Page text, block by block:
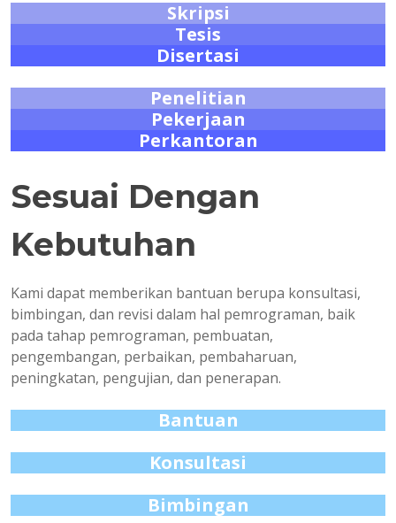
Skripsi
Tesis
Disertasi
Penelitian
Pekerjaan
Perkantoran
Sesuai Dengan
Kebutuhan
Kami dapat memberikan bantuan berupa konsultasi,
bimbingan, dan revisi dalam hal pemrograman, baik
pada tahap pemrograman, pembuatan,
pengembangan, perbaikan, pembaharuan,
peningkatan, pengujian, dan penerapan.
Bantuan
Konsultasi
Bimbingan